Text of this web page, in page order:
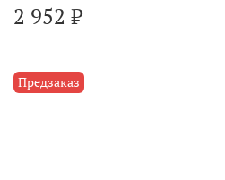
Предзаказ
2 952 ₽